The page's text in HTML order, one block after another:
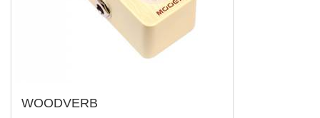
WOODVERB